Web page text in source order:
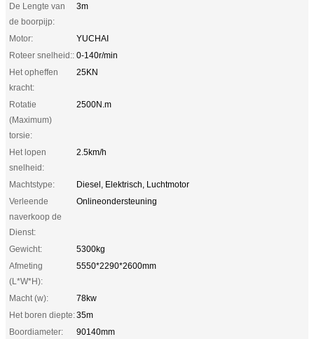
De Lengte van
de boorpijp:
3m
Motor:
YUCHAI
Roteer snelheid:: 0-140r/min
Het opheffen
kracht:
25KN
Rotatie
(Maximum)
torsie:
2500N.m
Het lopen
snelheid:
2.5km/h
Machtstype:
Diesel, Elektrisch, Luchtmotor
Verleende
naverkoop de
Dienst:
Onlineondersteuning
Gewicht:
5300kg
Afmeting
(L*W*H):
5550*2290*2600mm
Macht (w):
78kw
Het boren diepte:35m
Boordiameter:
90140mm